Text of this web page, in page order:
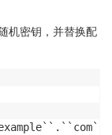
机密钥，并替换配